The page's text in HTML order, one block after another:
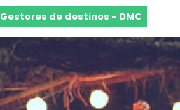
Gestores de destinos - DMC